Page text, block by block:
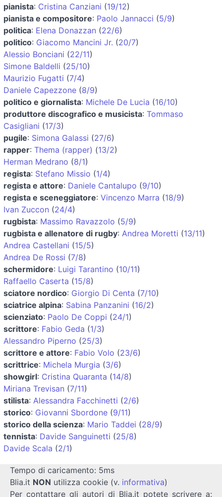
pianista: Cristina Canziani (19/12)
pianista e compositore: Paolo Jannacci (5/9)
politica: Elena Donazzan (22/6)
politico: Giacomo Mancini Jr. (20/7)
Alessio Bonciani (22/11)
Simone Baldelli (25/10)
Maurizio Fugatti (7/4)
Daniele Capezzone (8/9)
politico e giornalista: Michele De Lucia (16/10)
produttore discografico e musicista: Tommaso
Casigliani (17/3)
pugile: Simona Galassi (27/6)
rapper: Thema (rapper) (13/2)
Herman Medrano (8/1)
regista: Stefano Missio (1/4)
regista e attore: Daniele Cantalupo (9/10)
regista e sceneggiatore: Vincenzo Marra (18/9)
Ivan Zuccon (24/4)
rugbista: Massimo Ravazzolo (5/9)
rugbista e allenatore di rugby: Andrea Moretti (13/11)
Andrea Castellani (15/5)
Andrea De Rossi (7/8)
schermidore: Luigi Tarantino (10/11)
Raffaello Caserta (15/8)
sciatore nordico: Giorgio Di Centa (7/10)
sciatrice alpina: Sabina Panzanini (16/2)
scienziato: Paolo De Coppi (24/1)
scrittore: Fabio Geda (1/3)
Alessandro Piperno (25/3)
scrittore e attore: Fabio Volo (23/6)
scrittrice: Michela Murgia (3/6)
showgirl: Cristina Quaranta (14/8)
Miriana Trevisan (7/11)
stilista: Alessandra Facchinetti (2/6)
storico: Giovanni Sbordone (9/11)
storico della scienza: Mario Taddei (28/9)
tennista: Davide Sanguinetti (25/8)
Davide Scala (2/1)
Tempo di caricamento: 5ms
Blia.it NON utilizza cookie (v. informativa)
Per contattare gli autori di Blia.it potete scrivere a: